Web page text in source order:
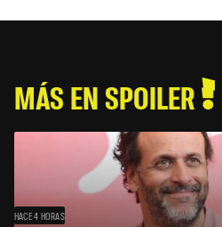
MÁS EN SPOILER
HACE 4 HORAS